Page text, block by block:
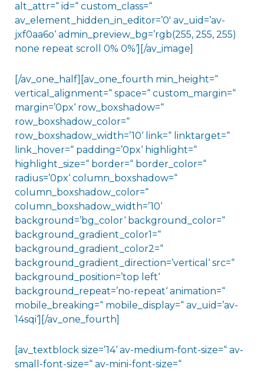
alt_attr=“ id=“ custom_class=“
av_element_hidden_in_editor=’0′ av_uid=’av-
jxf0aa6o‘ admin_preview_bg=’rgb(255, 255, 255)
none repeat scroll 0% 0%‘][/av_image]
[/av_one_half][av_one_fourth min_height=“
vertical_alignment=“ space=“ custom_margin=“
margin=’0px‘ row_boxshadow=“
row_boxshadow_color=“
row_boxshadow_width=’10‘ link=“ linktarget=“
link_hover=“ padding=’0px‘ highlight=“
highlight_size=“ border=“ border_color=“
radius=’0px‘ column_boxshadow=“
column_boxshadow_color=“
column_boxshadow_width=’10‘
background=’bg_color‘ background_color=“
background_gradient_color1=“
background_gradient_color2=“
background_gradient_direction=’vertical‘ src=“
background_position=’top left‘
background_repeat=’no-repeat‘ animation=“
mobile_breaking=“ mobile_display=“ av_uid=’av-
14sqi‘][/av_one_fourth]
[av_textblock size=’14‘ av-medium-font-size=“ av-
small-font-size=“ av-mini-font-size=“